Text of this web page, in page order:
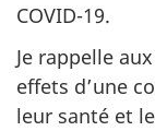
COVID-19.
Je rappelle
effets d’une
leur santé et